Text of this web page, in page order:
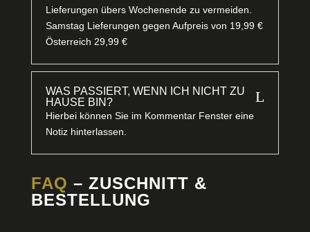
Lieferungen übers Wochenende zu vermeiden.
Samstag Lieferungen gegen Aufpreis von 19,99 €
Österreich 29,99 €
WAS PASSIERT, WENN ICH NICHT ZU
HAUSE BIN?
L
Hierbei können Sie im Kommentar Fenster eine
Notiz hinterlassen.
FAQ – ZUSCHNITT &
BESTELLUNG